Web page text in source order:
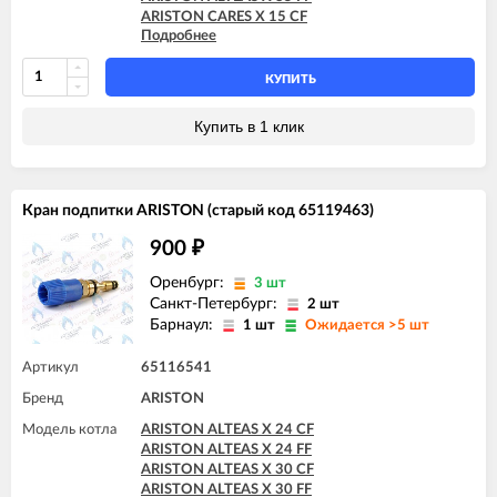
ARISTON CARES X 15 CF
ARISTON CARES X 15 FF
ARISTON CARES X 18 FF
ARISTON CARES X 24 CF
ARISTON CARES X 24 FF
ARISTON CLAS X 28 FF
ARISTON GENUS X 30 FF
ARISTON GENUS X 32 FF
ARISTON GENUS X 35 FF
ARISTON HS X 15 CF
ARISTON HS X 15 FF
ARISTON HS X 18 FF
ARISTON HS X 24 CF
Подробнее
КУПИТЬ
Купить в 1 клик
Кран подпитки ARISTON (старый код 65119463)
900 ₽
Оренбург: 3 шт
Санкт-Петербург: 2 шт
Барнаул: 1 шт Ожидается >5 шт
Артикул 65116541
Бренд ARISTON
Модель котла
ARISTON ALTEAS X 24 CF
ARISTON ALTEAS X 24 FF
ARISTON ALTEAS X 30 CF
ARISTON ALTEAS X 30 FF